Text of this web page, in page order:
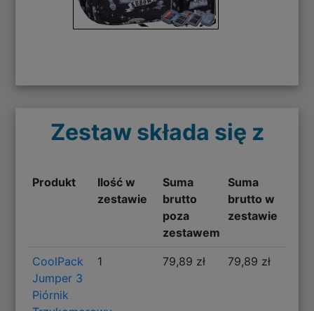
Zestaw składa się z
Produkt
Ilość w
zestawie
Suma
brutto
poza
zestawem
Suma
brutto w
zestawie
CoolPack
Jumper 3
Piórnik
1 79,89 zł 79,89 zł